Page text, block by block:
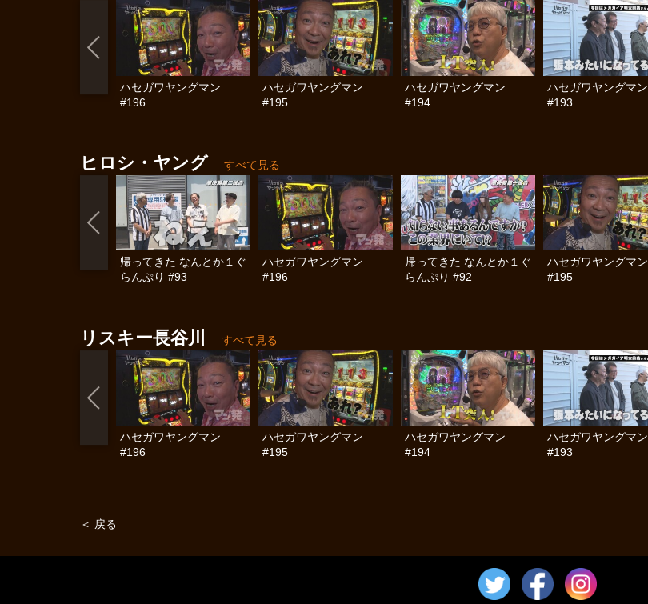
ハセガワヤングマン
#196
ハセガワヤングマン
#195
ハセガワヤングマン
#194
ハセガワヤングマン
#193
ヒロシ・ヤング すべて見る
帰ってきた なんとか１ぐ
らんぷり #93
ハセガワヤングマン
#196
帰ってきた なんとか１ぐ
らんぷり #92
ハセガワヤングマン
#195
リスキー長谷川 すべて見る
ハセガワヤングマン
#196
ハセガワヤングマン
#195
ハセガワヤングマン
#194
ハセガワヤングマン
#193
＜ 戻る